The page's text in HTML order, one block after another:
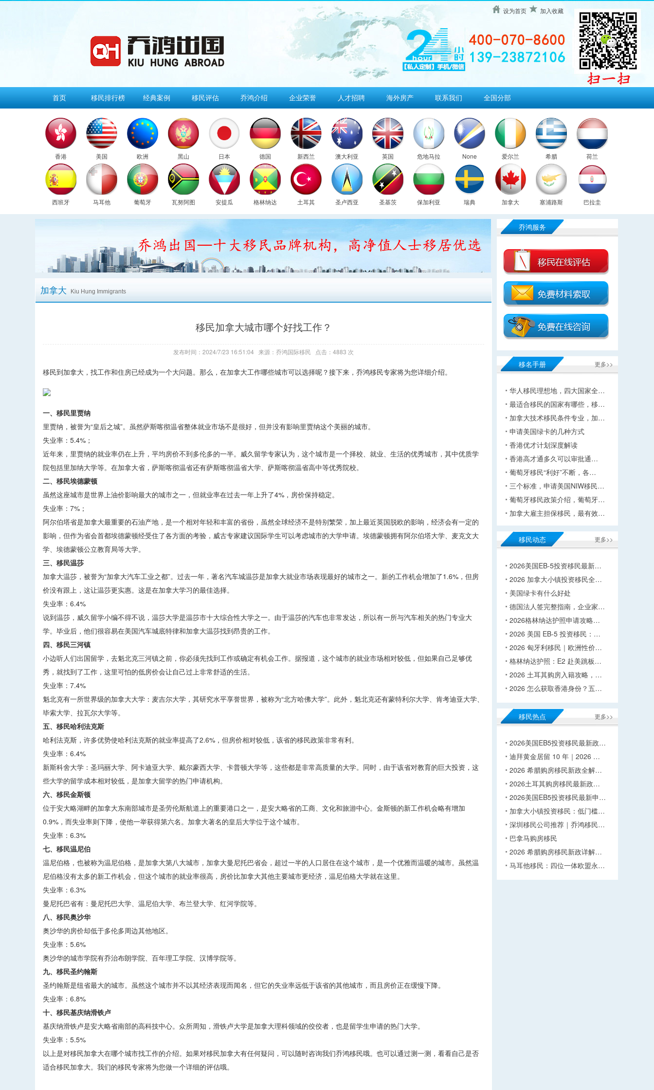
设为首页 加入收藏
首页 移民排行榜 经典案例 移民评估 乔鸿介绍 企业荣誉 人才招聘 海外房产 联系我们 全国分部
香港 美国 欧洲 黑山 日本 德国 新西兰 澳大利亚 英国 危地马拉 None 爱尔兰 希腊 荷兰
西班牙 马耳他 葡萄牙 瓦努阿图 安提瓜 格林纳达 土耳其 圣卢西亚 圣基茨 保加利亚 瑞典 加拿大 塞浦路斯 巴拉圭
加拿大 Kiu Hung Immigrants
移民加拿大城市哪个好找工作？
发布时间：2024/7/23 16:51:04 来源：乔鸿国际移民 点击：4883 次
移民到加拿大，找工作和住房已经成为一个大问题。那么，在加拿大工作哪些城市可以选择呢？接下来，乔鸿移民专家将为您详细介绍。
一、移民里贾纳
里贾纳，被誉为“皇后之城”。虽然萨斯喀彻温省整体就业市场不是很好，但并没有影响里贾纳这个美丽的城市。
失业率：5.4%；
近年来，里贾纳的就业率仍在上升，平均房价不到多伦多的一半。威久留学专家认为，这个城市是一个择校、就业、生活的优秀城市，其中优质学
院包括里加纳大学等。在加拿大省，萨斯喀彻温省还有萨斯喀彻温省大学、萨斯喀彻温省高中等优秀院校。
二、移民埃德蒙顿
虽然这座城市是世界上油价影响最大的城市之一，但就业率在过去一年上升了4%，房价保持稳定。
失业率：7%；
阿尔伯塔省是加拿大最重要的石油产地，是一个相对年轻和丰富的省份，虽然全球经济不是特别繁荣，加上最近英国脱欧的影响，经济会有一定的
影响，但作为省会首都埃德蒙顿经受住了各方面的考验，威古专家建议国际学生可以考虑城市的大学申请。埃德蒙顿拥有阿尔伯塔大学、麦克文大
学、埃德蒙顿公立教育局等大学。
三、移民温莎
加拿大温莎，被誉为“加拿大汽车工业之都”。过去一年，著名汽车城温莎是加拿大就业市场表现最好的城市之一。新的工作机会增加了1.6%，但房
价没有跟上，这让温莎更实惠。这是在加拿大学习的最佳选择。
失业率：6.4%
说到温莎，威久留学小编不得不说，温莎大学是温莎市十大综合性大学之一。由于温莎的汽车也非常发达，所以有一所与汽车相关的热门专业大
学。毕业后，他们很容易在美国汽车城底特律和加拿大温莎找到昂贵的工作。
四、移民三河镇
小边听人们出国留学，去魁北克三河镇之前，你必须先找到工作或确定有机会工作。据报道，这个城市的就业市场相对较低，但如果自己足够优
秀，就找到了工作，这里可怕的低房价会让自己过上非常舒适的生活。
失业率：7.4%
魁北克有一所世界级的加拿大大学：麦吉尔大学，其研究水平享誉世界，被称为“北方哈佛大学”。此外，魁北克还有蒙特利尔大学、肯考迪亚大学、
毕索大学、拉瓦尔大学等。
五、移民哈利法克斯
哈利法克斯，许多优势使哈利法克斯的就业率提高了2.6%，但房价相对较低，该省的移民政策非常有利。
失业率：6.4%
新斯科舍大学：圣玛丽大学、阿卡迪亚大学、戴尔豪西大学、卡普顿大学等，这些都是非常高质量的大学。同时，由于该省对教育的巨大投资，这
些大学的留学成本相对较低，是加拿大留学的热门申请机构。
六、移民金斯顿
位于安大略湖畔的加拿大东南部城市是圣劳伦斯航道上的重要港口之一，是安大略省的工商、文化和旅游中心。金斯顿的新工作机会略有增加
0.9%，而失业率则下降，使他一举获得第六名。加拿大著名的皇后大学位于这个城市。
失业率：6.3%
七、移民温尼伯
温尼伯格，也被称为温尼伯格，是加拿大第八大城市，加拿大曼尼托巴省会，超过一半的人口居住在这个城市，是一个优雅而温暖的城市。虽然温
尼伯格没有太多的新工作机会，但这个城市的就业率很高，房价比加拿大其他主要城市更经济，温尼伯格大学就在这里。
失业率：6.3%
曼尼托巴省有：曼尼托巴大学、温尼伯大学、布兰登大学、红河学院等。
八、移民奥沙华
奥沙华的房价却低于多伦多周边其他地区。
失业率：5.6%
奥沙华的城市学院有乔治布朗学院、百年理工学院、汉博学院等。
九、移民圣约翰斯
圣约翰斯是纽省最大的城市。虽然这个城市并不以其经济表现而闻名，但它的失业率远低于该省的其他城市，而且房价正在缓慢下降。
失业率：6.8%
十、移民基庆纳滑铁卢
基庆纳滑铁卢是安大略省南部的高科技中心。众所周知，滑铁卢大学是加拿大理科领域的佼佼者，也是留学生申请的热门大学。
失业率：5.5%
以上是对移民加拿大在哪个城市找工作的介绍。如果对移民加拿大有任何疑问，可以随时咨询我们乔鸿移民哦。也可以通过测一测，看看自己是否
适合移民加拿大。我们的移民专家将为您做一个详细的评估哦。
乔鸿服务
更多>>
移名手册
华人移民理想地，四大国家全…
最适合移民的国家有哪些，移…
加拿大技术移民条件专业，加…
申请美国绿卡的几种方式
香港优才计划深度解读
香港高才通多久可以审批通…
葡萄牙移民“利好”不断，各…
三个标准，申请美国NIW移民…
葡萄牙移民政策介绍，葡萄牙…
加拿大雇主担保移民，最有效…
更多>>
移民动态
2026美国EB-5投资移民最新…
2026 加拿大小镇投资移民全…
美国绿卡有什么好处
德国法人签完整指南，企业家…
2026格林纳达护照申请攻略…
2026 美国 EB-5 投资移民：…
2026 匈牙利移民｜欧洲性价…
格林纳达护照：E2 赴美跳板…
2026 土耳其购房入籍攻略，…
2026 怎么获取香港身份？五…
更多>>
移民热点
2026美国EB5投资移民最新政…
迪拜黄金居留 10 年｜2026 …
2026 希腊购房移民新政全解…
2026土耳其购房移民最新政…
2026美国EB5投资移民最新申…
加拿大小镇投资移民：低门槛…
深圳移民公司推荐｜乔鸿移民…
巴拿马购房移民
2026 希腊购房移民新政详解…
马耳他移民：四位一体欧盟永…